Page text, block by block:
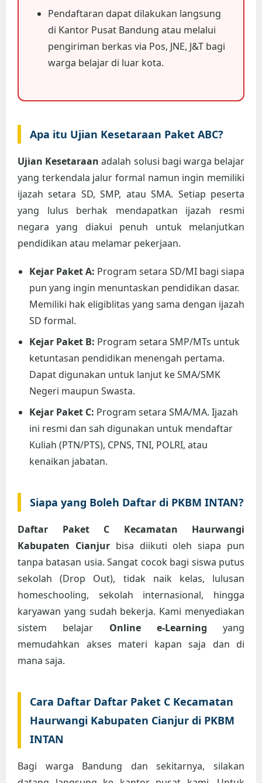
Pendaftaran dapat dilakukan langsung
di Kantor Pusat Bandung atau melalui
pengiriman berkas via Pos, JNE, J&T bagi
warga belajar di luar kota.
Apa itu Ujian Kesetaraan Paket ABC?
Ujian Kesetaraan adalah solusi bagi warga belajar
yang terkendala jalur formal namun ingin memiliki
ijazah setara SD, SMP, atau SMA. Setiap peserta
yang lulus berhak mendapatkan ijazah resmi
negara yang diakui penuh untuk melanjutkan
pendidikan atau melamar pekerjaan.
Kejar Paket A: Program setara SD/MI bagi siapa
pun yang ingin menuntaskan pendidikan dasar.
Memiliki hak eligiblitas yang sama dengan ijazah
SD formal.
Kejar Paket B: Program setara SMP/MTs untuk
ketuntasan pendidikan menengah pertama.
Dapat digunakan untuk lanjut ke SMA/SMK
Negeri maupun Swasta.
Kejar Paket C: Program setara SMA/MA. Ijazah
ini resmi dan sah digunakan untuk mendaftar
Kuliah (PTN/PTS), CPNS, TNI, POLRI, atau
kenaikan jabatan.
Siapa yang Boleh Daftar di PKBM INTAN?
Daftar Paket C Kecamatan Haurwangi
Kabupaten Cianjurbisa diikuti oleh siapa pun
tanpa batasan usia. Sangat cocok bagi siswa putus
sekolah (Drop Out), tidak naik kelas, lulusan
homeschooling, sekolah internasional, hingga
karyawan yang sudah bekerja. Kami menyediakan
sistem belajar Online e-Learning yang
memudahkan akses materi kapan saja dan di
mana saja.
Cara Daftar Daftar Paket C Kecamatan
Haurwangi Kabupaten Cianjur di PKBM
INTAN
Bagi warga Bandung dan sekitarnya, silakan